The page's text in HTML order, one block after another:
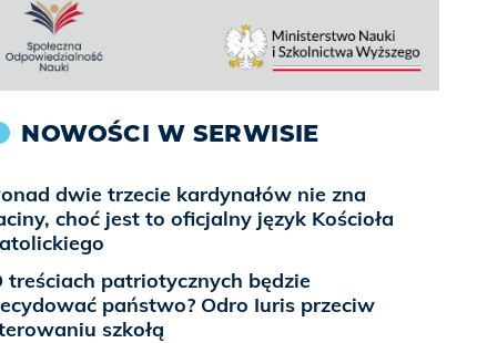
NOWOŚCI W SERWISIE
dwie trzecie kardynałów nie zna
choć jest to oficjalny język Kościoła
treściach patriotycznych będzie
państwo? Odro Iuris przeciw
szkołą